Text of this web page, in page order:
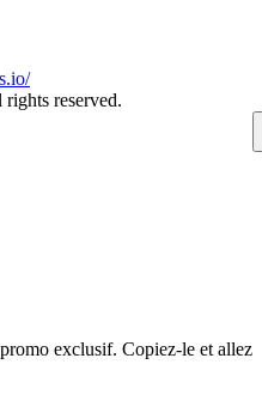
reserved.
exclusif. Copiez-le et allez